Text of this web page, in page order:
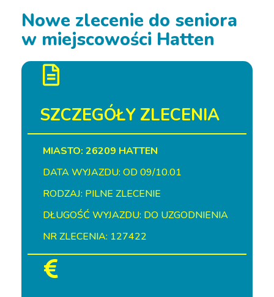
Nowe zlecenie do seniora
w miejscowości Hatten
SZCZEGÓŁY ZLECENIA
MIASTO: 26209 HATTEN
DATA WYJAZDU: OD 09/10.01
RODZAJ: PILNE ZLECENIE
DŁUGOŚĆ WYJAZDU: DO UZGODNIENIA
NR ZLECENIA: 127422